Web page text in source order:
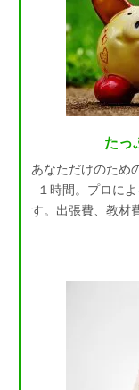
たっ
あなただけのため
１時間。プロに
す。出張費、教材